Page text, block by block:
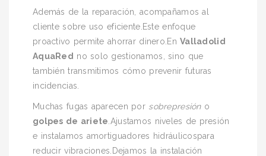
Además de la reparación, acompañamos al
cliente sobre uso eficiente.Este enfoque
proactivo permite ahorrar dinero.EnValladolid
AquaRed no solo gestionamos, sino que
también transmitimos cómo prevenir futuras
incidencias.
Muchas fugas aparecen por sobrepresióno
golpes de ariete .Ajustamos niveles de presión
e instalamos amortiguadores hidráulicospara
reducir vibraciones.Dejamos la instalación